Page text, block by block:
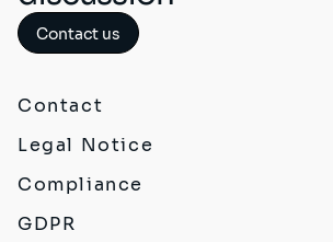
Contact us
Contact
Legal Notice
Compliance
GDPR